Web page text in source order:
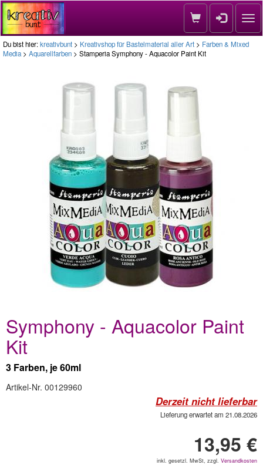
Du bist hier:kreativbunt > Kreativshop für Bastelmaterial aller Art > Farben & Mixed
Media > Aquarellfarben > Stamperia Symphony - Aquacolor Paint Kit
Symphony - Aquacolor Paint
Kit
3 Farben, je 60ml
Artikel-Nr. 00129960
Derzeit nicht lieferbar
Lieferung erwartet am 21.08.2026
13,95 €
inkl. gesetzl. MwSt, zzgl. Versandkosten